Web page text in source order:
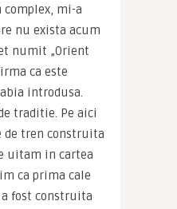
mi-a
nu exista acum
numit „Orient
ca este
introdusa.
traditie. Pe aici
tren construita
uitam in cartea
ca prima cale
fost construita